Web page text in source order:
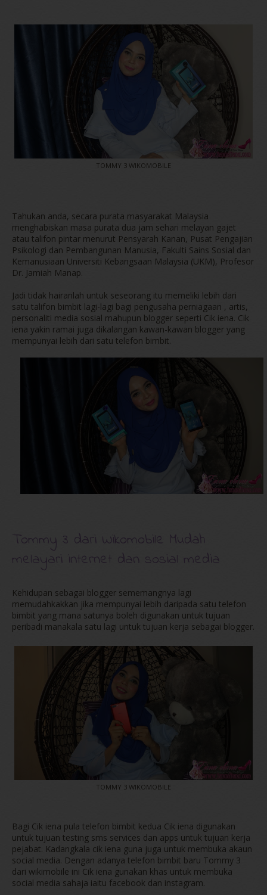
TOMMY 3 WIKOMOBILE
Tahukan anda, secara purata masyarakat Malaysia
menghabiskan masa purata dua jam sehari melayan gajet
atau talifon pintar menurut Pensyarah Kanan, Pusat Pengajian
Psikologi dan Pembangunan Manusia, Fakulti Sains Sosial dan
Kemanusiaan Universiti Kebangsaan Malaysia (UKM), Profesor
Dr. Jamiah Manap.
Jadi tidak hairanlah untuk seseorang itu memeliki lebih dari
satu talifon bimbit lagi-lagi bagi pengusaha perniagaan , artis,
personaliti media sosial mahupun blogger seperti Cik iena. Cik
iena yakin ramai juga dikalangan kawan-kawan blogger yang
mempunyai lebih dari satu telefon bimbit.
Tommy 3 dari Wikomobile Mudah
melayari internet dan sosial media
Kehidupan sebagai blogger sememangnya lagi
memudahkakkan jika mempunyai lebih daripada satu telefon
bimbit yang mana satunya boleh digunakan untuk tujuan
peribadi manakala satu lagi untuk tujuan kerja sebagai blogger.
TOMMY 3 WIKOMOBILE
Bagi Cik iena pula telefon bimbit kedua Cik iena digunakan
untuk tujuan testing sms services dan apps untuk tujuan kerja
pejabat. Kadangkala cik iena guna juga untuk membuka akaun
social media. Dengan adanya telefon bimbit baru Tommy 3
dari wikimobile ini Cik iena gunakan khas untuk membuka
social media sahaja iaitu facebook dan instagram.